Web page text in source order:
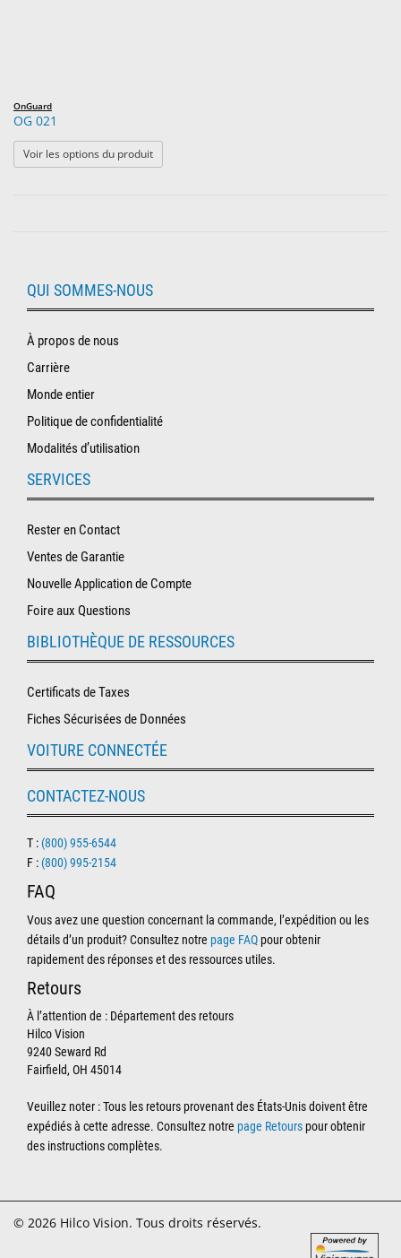
OnGuard
OG 021
Voir les options du produit: OG 021
QUI SOMMES-NOUS
À propos de nous
Carrière
Monde entier
Politique de confidentialité
Modalités d’utilisation
SERVICES
Rester en Contact
Ventes de Garantie
Nouvelle Application de Compte
Foire aux Questions
BIBLIOTHÈQUE DE RESSOURCES
Certificats de Taxes
Fiches Sécurisées de Données
VOITURE CONNECTÉE
CONTACTEZ-NOUS
T : (800) 955-6544
F : (800) 995-2154
FAQ
Vous avez une question concernant la commande, l’expédition ou les
détails d’un produit? Consultez notre page FAQ pour obtenir
rapidement des réponses et des ressources utiles.
Retours
À l’attention de : Département des retours
Hilco Vision
9240 Seward Rd
Fairfield, OH 45014
Veuillez noter : Tous les retours provenant des États-Unis doivent être
expédiés à cette adresse. Consultez notre page Retours pour obtenir
des instructions complètes.
© 2026 Hilco Vision. Tous droits réservés.